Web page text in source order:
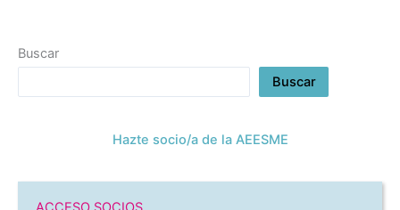
Buscar
Buscar
Hazte socio/a de la AEESME